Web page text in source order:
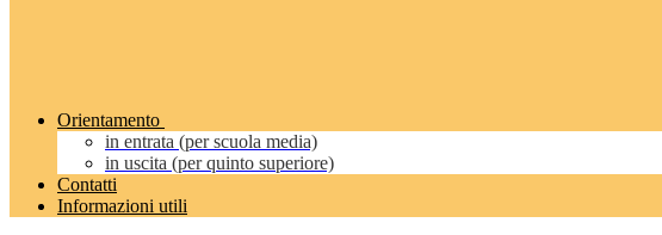
Orientamento
in entrata (per scuola media)
in uscita (per quinto superiore)
Contatti
Informazioni utili